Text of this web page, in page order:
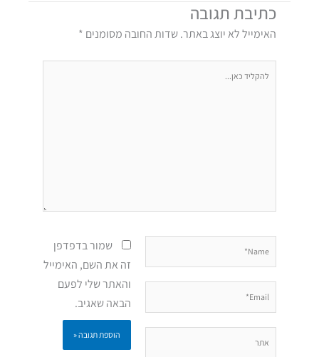
כתיבת תגובה
האימייל לא יוצג באתר.שדות החובה מסומנים *
להקליד
Email*
שמור בדפדפן
זה את השם, האימייל
והאתר שלי לפעם
הבאה שאגיב.